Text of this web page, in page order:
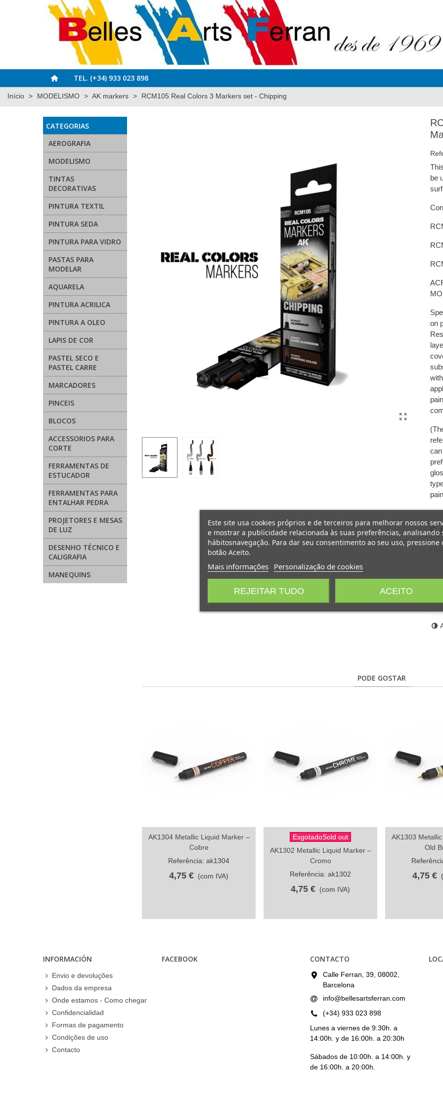
TEL. (+34) 933 023 898
Início > MODELISMO > AK markers > RCM105 Real Colors 3 Markers set - Chipping
CATEGORIAS
AEROGRAFIA
MODELISMO
TINTAS
DECORATIVAS
PINTURA TEXTIL
PINTURA SEDA
PINTURA PARA VIDRO
PASTAS PARA
MODELAR
AQUARELA
PINTURA ACRILICA
PINTURA A OLEO
LAPIS DE COR
PASTEL SECO E
PASTEL CARRE
MARCADORES
PINCEIS
BLOCOS
ACCESSORIOS PARA
CORTE
FERRAMENTAS DE
ESTUCADOR
FERRAMENTAS PARA
ENTALHAR PEDRA
PROJETORES E MESAS
DE LUZ
DESENHO TÉCNICO E
CALIGRAFIA
MANEQUINS
be
on
-
PODE GOSTAR
Compartilhar
AK1304 Metallic Liquid Marker –
Cobre
Referência: ak1304
4,75 € (com IVA)
Compartilhar
EsgotadoSold out
AK1302 Metallic Liquid Marker –
Cromo
Referência: ak1302
4,75 € (com IVA)
AK1303
Old
4,75 €
INFORMACIÓN
Envio e devoluções
Dados da empresa
Onde estamos - Como chegar
Confidencialidad
Formas de pagamento
Condições de uso
Contacto
FACEBOOK CONTACTO
Calle Ferran, 39, 08002,
Barcelona
info@bellesartsferran.com
(+34) 933 023 898
Lunes a viernes de 9:30h. a
14:00h. y de 16:00h. a 20:30h
Sábados de 10:00h. a 14:00h. y
de 16:00h. a 20:00h.
Este site usa cookies próprios e de terceiros para melhorar nossos
e mostrar a publicidade relacionada às suas preferências, analisando
hábitosnavegação. Para dar seu consentimento ao seu uso, pressione
botão Aceito.
Mais informações Personalização de cookies
REJEITAR TUDO ACEITO